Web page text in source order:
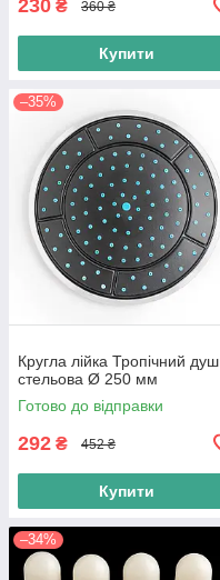
230 ₴ 360 ₴
Купити
–35%
Кругла лійка Тропічний душ
стельова Ø 250 мм
Готово до відправки
292 ₴ 452 ₴
Купити
–34%